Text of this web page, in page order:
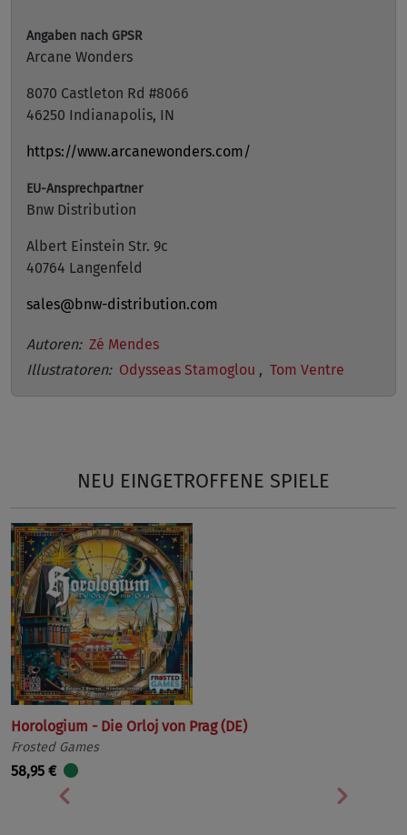
Angaben nach GPSR
Arcane Wonders
8070 Castleton Rd #8066
46250 Indianapolis, IN
https://www.arcanewonders.com/
EU-Ansprechpartner
Bnw Distribution
Albert Einstein Str. 9c
40764 Langenfeld
sales@bnw-distribution.com
Autoren: Zé Mendes
Illustratoren: Odysseas Stamoglou , Tom Ventre
NEU EINGETROFFENE SPIELE
Horologium - Die Orloj von Prag (DE)
Frosted Games
58,95 €
Vorherige